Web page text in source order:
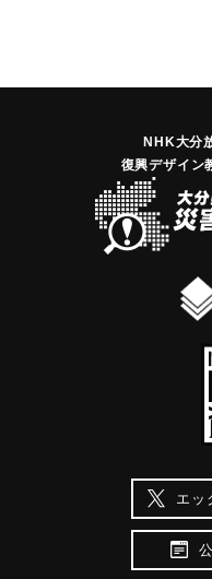
NHK大分
復興デザイン
エッ